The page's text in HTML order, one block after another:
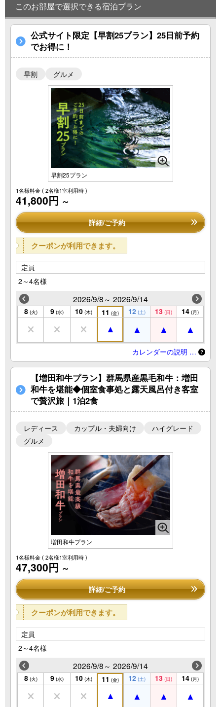
このお部屋で選択できる宿泊プラン
公式サイト限定【早割25プラン】25日前予約
でお得に！
早割 グルメ
早割25プラン
1名様料金( 2名様1室利用時 )
41,800円 ～
詳細/ご予約
クーポンが利用できます。
定員
2～4名様
2026/9/8～ 2026/9/14
8 (火) 9 (水) 10 (木) 11 (金) 12 (土) 13 (日) 14 (月)
カレンダーの説明 …
【増田和牛プラン】群馬県産黒毛和牛：増田
和牛を堪能◆個室食事処と露天風呂付き客室
で贅沢旅｜1泊2食
レディース カップル・夫婦向け
ハイグレード
グルメ
増田和牛プラン
1名様料金( 2名様1室利用時 )
47,300円 ～
詳細/ご予約
クーポンが利用できます。
定員
2～4名様
2026/9/8～ 2026/9/14
8 (火) 9 (水) 10 (木) 11 (金) 12 (土) 13 (日) 14 (月)